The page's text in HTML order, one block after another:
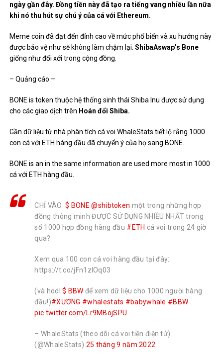
ngày gần đây. Đồng tiền này đã tạo ra tiếng vang nhiều lần nữa
khi nó thu hút sự chú ý của cá với Ethereum.
Meme coin đã đạt đến đỉnh cao về mức phổ biến và xu hướng này
được bảo vệ như sẽ không làm chậm lại.ShibaAswap’s Bone
giống như đối xới trong cộng đồng.
– Quảng cáo –
BONE is token thuộc hệ thống sinh thái Shiba Inu được sử dụng
cho các giao dịch trên Hoán đổi Shiba.
Gần dữ liệu từ nhà phân tích cá voiWhaleStats tiết lộ rằng 1000
con cá với ETH hàng đầu đã chuyển ý của họ sang BONE.
BONE is an in the same information are used more most in 1000
cá với ETH hàng đầu.
CHỈ VÀO:$ BONE @shibtoken một trong những hợp
đồng thông minh ĐƯỢC SỬ DỤNG NHIỀU NHẤT trong
số 1000 hợp đồng hàng đầu #ETH cá voi trong 24 giờ
qua?
Xem qua 100 con cá voi hàng đầu tại đây:
https://t.co/jFn1zIOq03
(và hodl$ BBW để xem dữ liệu cho 1000 người hàng
đầu!)#XƯƠNG #whalestats #babywhale #BBW
pic.twitter.com/Lr9MBojSPU
– WhaleStats (theo dõi cá voi tiền điện tử)
(@WhaleStats) 25 tháng 9 năm 2022